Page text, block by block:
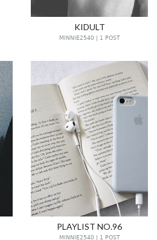
KIDULT
MINNIE2540 | 1 POST
PLAYLIST NO.96